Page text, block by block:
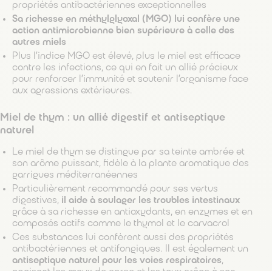
propriétés antibactériennes exceptionnelles
Sa richesse en méthylglyoxal (MGO) lui confère une
action antimicrobienne bien supérieure à celle des
autres miels
Plus l’indice MGO est élevé, plus le miel est efficace
contre les infections, ce qui en fait un allié précieux
pour renforcer l’immunité et soutenir l’organisme face
aux agressions extérieures.
Miel de thym : un allié digestif et antiseptique
naturel
Le miel de thym se distingue par sa teinte ambrée et
son arôme puissant, fidèle à la plante aromatique des
garrigues méditerranéennes
Particulièrement recommandé pour ses vertus
digestives, il aide à soulager les troubles intestinaux
grâce à sa richesse en antioxydants, en enzymes et en
composés actifs comme le thymol et le carvacrol
Ces substances lui confèrent aussi des propriétés
antibactériennes et antifongiques. Il est également un
antiseptique naturel pour les voies respiratoires,